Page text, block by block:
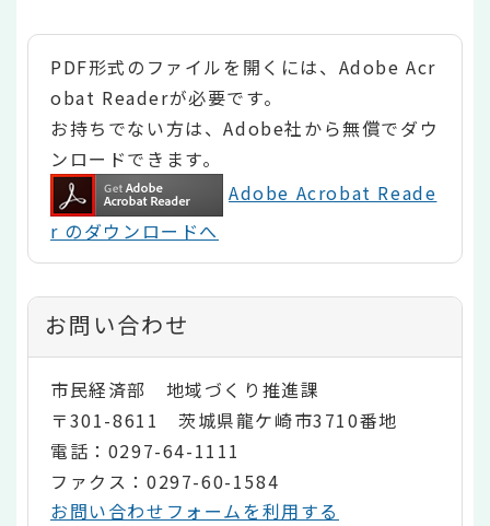
PDF形式のファイルを開くには、Adobe Acr
obat Readerが必要です。
お持ちでない方は、Adobe社から無償でダウ
ンロードできます。
Adobe Acrobat Reade
r のダウンロードへ
お問い合わせ
市民経済部 地域づくり推進課
〒301-8611 茨城県龍ケ崎市3710番地
電話：0297-64-1111
ファクス：0297-60-1584
お問い合わせフォームを利用する